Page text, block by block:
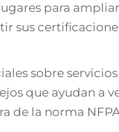
para
sus
sobre
que ayudan a
la norma